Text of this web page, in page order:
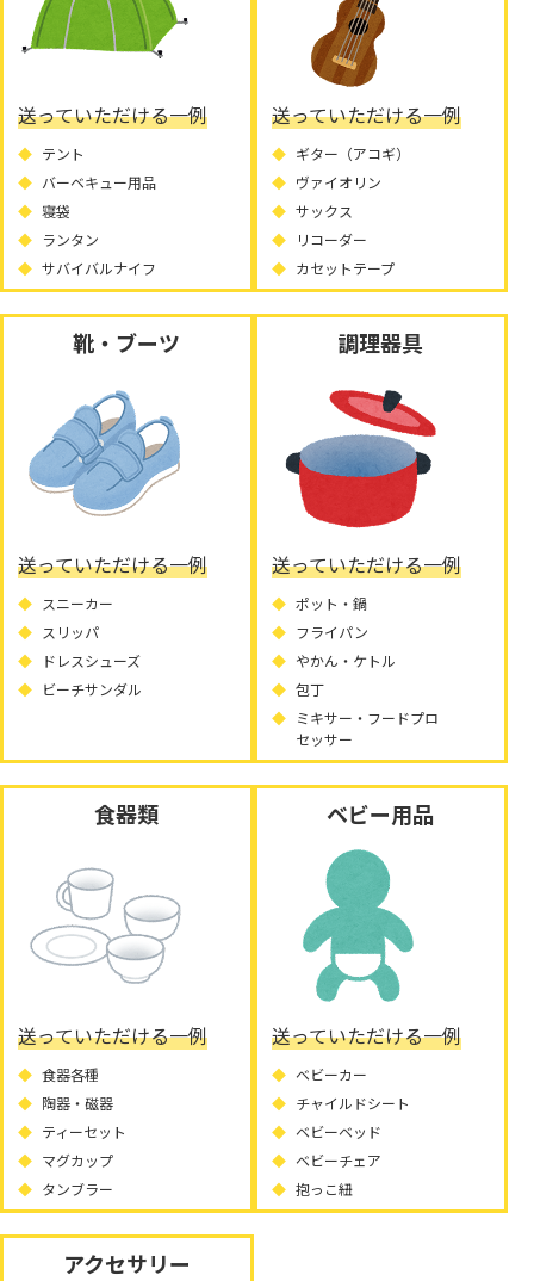
送っていただける一例
テント
バーベキュー用品
寝袋
ランタン
サバイバルナイフ
送っていただける一例
ギター（アコギ）
ヴァイオリン
サックス
リコーダー
カセットテープ
靴・ブーツ
送っていただける一例
スニーカー
スリッパ
ドレスシューズ
ビーチサンダル
調理器具
送っていただける一例
ポット・鍋
フライパン
やかん・ケトル
包丁
ミキサー・フードプロ
セッサー
食器類
送っていただける一例
食器各種
陶器・磁器
ティーセット
マグカップ
タンブラー
ベビー用品
送っていただける一例
ベビーカー
チャイルドシート
ベビーベッド
ベビーチェア
抱っこ紐
アクセサリー